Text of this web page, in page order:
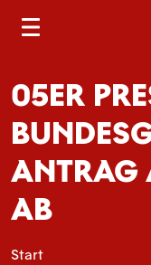
05ER
ANTRAG
AB
Start